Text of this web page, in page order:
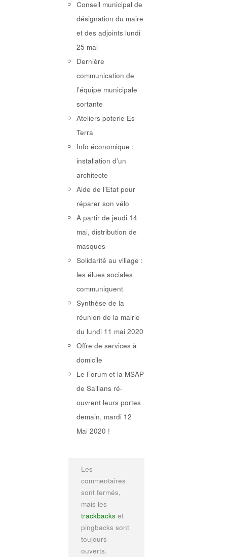
Conseil municipal de
désignation du maire
et des adjoints lundi
25 mai
Dernière
communication de
l’équipe municipale
sortante
Ateliers poterie Es
Terra
Info économique :
installation d’un
architecte
Aide de l’Etat pour
réparer son vélo
A partir de jeudi 14
mai, distribution de
masques
Solidarité au village :
les élues sociales
communiquent
Synthèse de la
réunion de la mairie
du lundi 11 mai 2020
Offre de services à
domicile
Le Forum et la MSAP
de Saillans ré-
ouvrent leurs portes
demain, mardi 12
Mai 2020 !
Les
commentaires
sont fermés,
mais les
trackbacks et
pingbacks sont
toujours
ouverts.